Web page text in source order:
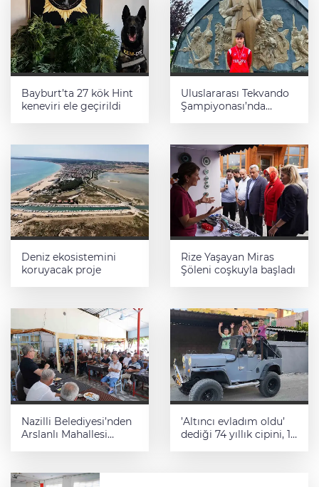
Bayburt’ta 27 kök Hint
keneviri ele geçirildi
Uluslararası Tekvando
Şampiyonası’nda
gururu
Deniz ekosistemini
koruyacak proje
Rize Yaşayan Miras
Şöleni coşkuyla başladı
Nazilli Belediyesi’nden
Arslanlı Mahallesi
’Altıncı evladım oldu’
dediği 74 yıllık cipini, 1